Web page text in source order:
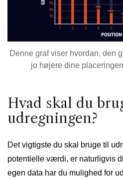
Denne graf viser hvordan, den
jo højere dine
Hvad skal du
udregningen?
Det vigtigste du skal bruge til
potentielle værdi, er naturligvis
egen data har du mulighed for